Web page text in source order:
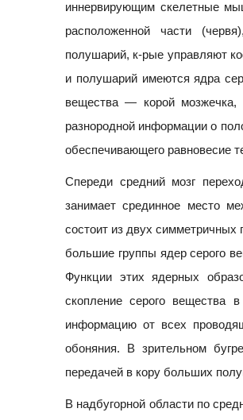
иннервирующим скелетные
расположенной части
полушарий, к-рые управляют
и полушарий имеются ядра
вещества — корой
разнородной информации о
обеспечивающего равновесие
Спереди средний мозг
занимает срединное место
состоит из двух
большие группы ядер серого
Функции этих ядерных
скопление серого вещества
информацию от всех
обоняния. В зрительном
передачей в кору больших
В надбугорной области по